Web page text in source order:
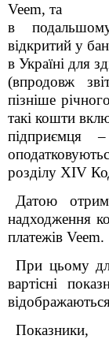
Veem, та
в
відкритий у
в Україні для
(впродовж
пізніше
такі кошти
підприємця
розділу XIV
Датою
надходження
платежів Veem.
При цьому
вартісні
Показники,